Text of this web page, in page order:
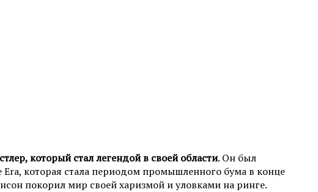
который стал легендой в своей области. Он был
которая стала периодом промышленного бума в конце
покорил мир своей харизмой и уловками на ринге.